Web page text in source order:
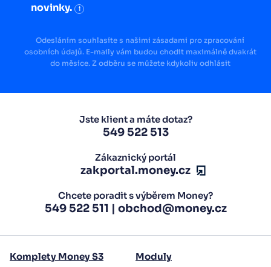
novinky.
i
Odesláním souhlasíte s našimi zásadami pro zpracování
osobních údajů. E-maily vám budou chodit maximálně dvakrát
do měsíce. Z odběru se můžete kdykoliv odhlásit
Jste klient a máte dotaz?
549 522 513
Zákaznický portál
zakportal.money.cz
Chcete poradit s výběrem Money?
549 522 511 | obchod@money.cz
Komplety Money S3 Moduly